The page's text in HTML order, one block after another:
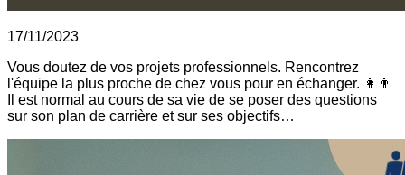
17/11/2023
Vous doutez de vos projets professionnels. Rencontrez
l'équipe la plus proche de chez vous pour en échanger. 👩👨
Il est normal au cours de sa vie de se poser des questions
sur son plan de carrière et sur ses objectifs…